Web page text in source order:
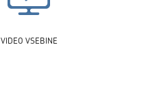
VIDEO VSEBINE